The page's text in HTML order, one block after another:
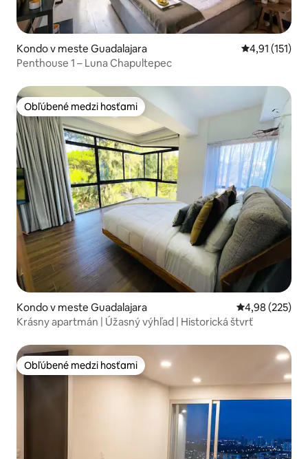
Kondo v meste Guadalajara Priemerné
4,91 (151)
Penthouse 1 – Luna Chapultepec
Obľúbené medzi hosťami
Obľúbené medzi hosťami
Kondo v meste Guadalajara Priemerné
4,98 (225)
Krásny apartmán | Úžasný výhľad | Historická štvrť
Obľúbené medzi hosťami
Obľúbené medzi hosťami